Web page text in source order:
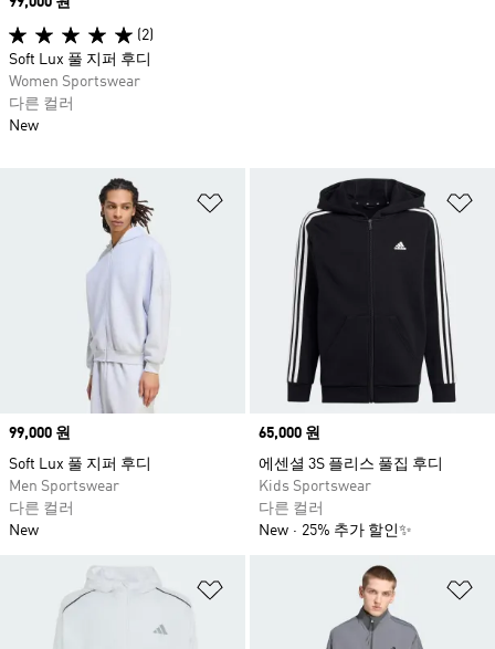
위시리스트 담기
Price
99,000 원
Soft Lux 풀 지퍼 후디
Men Sportswear
다른 컬러
New
Price
65,000 원
에센셜 3S 플리스 풀집 후디
Kids Sportswear
다른 컬러
New
25% 추가 할인✨
(2)
Soft Lux 풀 지퍼 후디
Women Sportswear
다른 컬러
New